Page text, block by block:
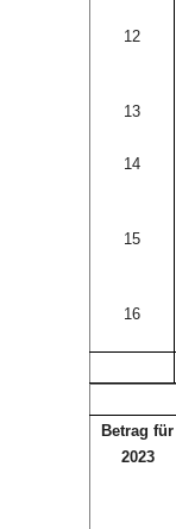
12
13
14
15
16
Betrag für
2023